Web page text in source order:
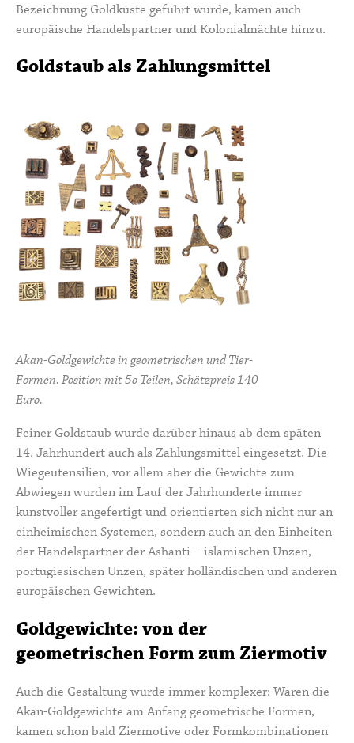
Bezeichnung Goldküste geführt wurde, kamen auch
europäische Handelspartner und Kolonialmächte hinzu.
Goldstaub als Zahlungsmittel
Akan-Goldgewichte in geometrischen und Tier-
Formen. Position mit 5o Teilen, Schätzpreis 140
Euro.
Feiner Goldstaub wurde darüber hinaus ab dem späten
14. Jahrhundert auch als Zahlungsmittel eingesetzt. Die
Wiegeutensilien, vor allem aber die Gewichte zum
Abwiegen wurden im Lauf der Jahrhunderte immer
kunstvoller angefertigt und orientierten sich nicht nur an
einheimischen Systemen, sondern auch an den Einheiten
der Handelspartner der Ashanti – islamischen Unzen,
portugiesischen Unzen, später holländischen und anderen
europäischen Gewichten.
Goldgewichte: von der
geometrischen Form zum Ziermotiv
Auch die Gestaltung wurde immer komplexer: Waren die
Akan-Goldgewichte am Anfang geometrische Formen,
kamen schon bald Ziermotive oder Formkombinationen